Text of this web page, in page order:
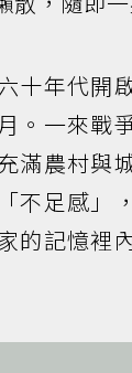
十年代開
。一來戰
滿農村與
不足感」
的記憶裡